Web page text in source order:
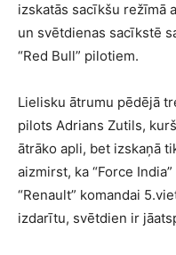
izskatās sacīkšu režīmā
un svētdienas sacīkstē
“Red Bull” pilotiem.
Lielisku ātrumu pēdējā
pilots Adrians Zutils,
ātrāko apli, bet izskaņā
aizmirst, ka “Force
“Renault” komandai
izdarītu, svētdien ir